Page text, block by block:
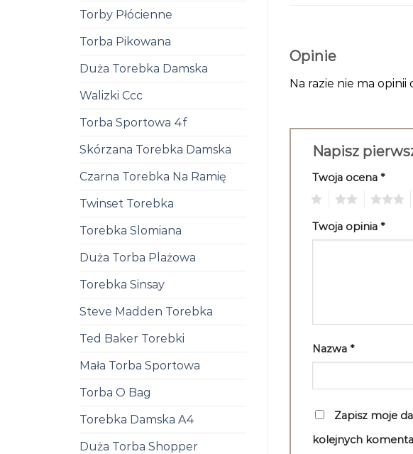
Torby Płócienne
Torba Pikowana
Duża Torebka Damska
Walizki Ccc
Torba Sportowa 4f
Skórzana Torebka Damska
Czarna Torebka Na Ramię
Twinset Torebka
Torebka Slomiana
Duża Torba Plażowa
Torebka Sinsay
Steve Madden Torebka
Ted Baker Torebki
Mała Torba Sportowa
Torba O Bag
Torebka Damska A4
Duża Torba Shopper
Opinie
Na razie nie ma opinii
Napisz
Twoja ocena *
Twoja opinia *
Nazwa *
Zapisz moje
kolejnych